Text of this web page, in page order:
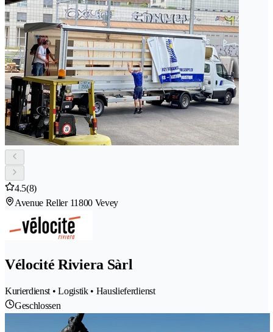
4.5(8)
Avenue Reller 11800 Vevey
Vélocité Riviera Sàrl
Kurierdienst • Logistik • Hauslieferdienst
Geschlossen